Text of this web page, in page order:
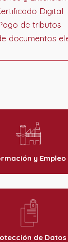
Digital
de tributos
documentos
y Empleo
de Datos